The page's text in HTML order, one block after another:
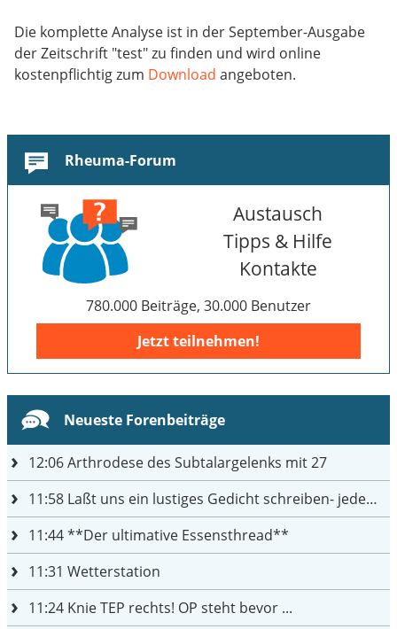
Die komplette Analyse ist in der September-Ausgabe
der Zeitschrift "test" zu finden und wird online
kostenpflichtig zum Download angeboten.
Rheuma-Forum
Austausch
Tipps & Hilfe
Kontakte
780.000 Beiträge, 30.000 Benutzer
Jetzt teilnehmen!
Neueste Forenbeiträge
12:06Arthrodese des Subtalargelenks mit 27
11:58 Laßt uns ein lustiges Gedicht schreiben- jeder einen Satz
11:44**Der ultimative Essensthread**
11:31 Wetterstation
11:24 Knie TEP rechts! OP steht bevor ...